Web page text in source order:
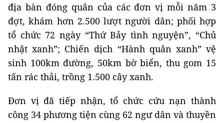
địa bàn đóng quân của các đơn vị mỗi năm 3
đợt, khám hơn 2.500 lượt người dân; phối hợp
tổ chức 72 ngày “Thứ Bảy tình nguyện”, “Chủ
nhật xanh”; Chiến dịch “Hành quân xanh” vệ
sinh 100km đường, 50km bờ biển, thu gom 15
tấn rác thải, trồng 1.500 cây xanh.
Đơn vị đã tiếp nhận, tổ chức cứu nạn thành
công 34 phương tiện cùng 62 ngư dân và thuyền